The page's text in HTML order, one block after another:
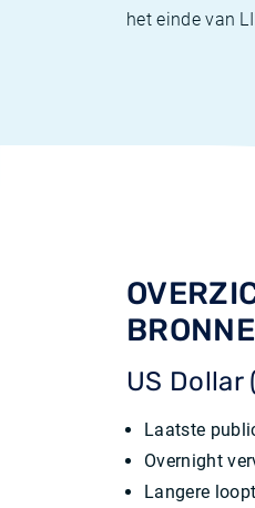
het einde van
US Dollar
Laatste
Overnight
Langere